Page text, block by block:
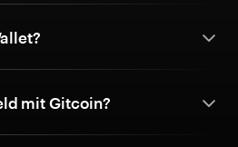
mit Gitcoin?